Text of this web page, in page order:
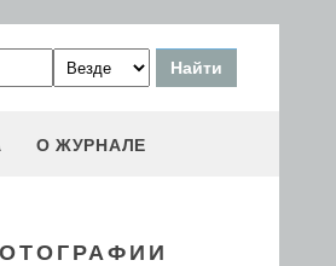
О ЖУРНАЛЕ